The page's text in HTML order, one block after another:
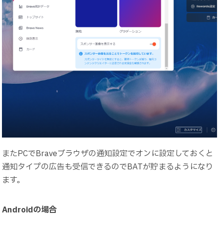
またPCでBraveブラウザの通知設定でオンに設定しておくと
通知タイプの広告も受信できるのでBATが貯まるようになり
ます。
Androidの場合